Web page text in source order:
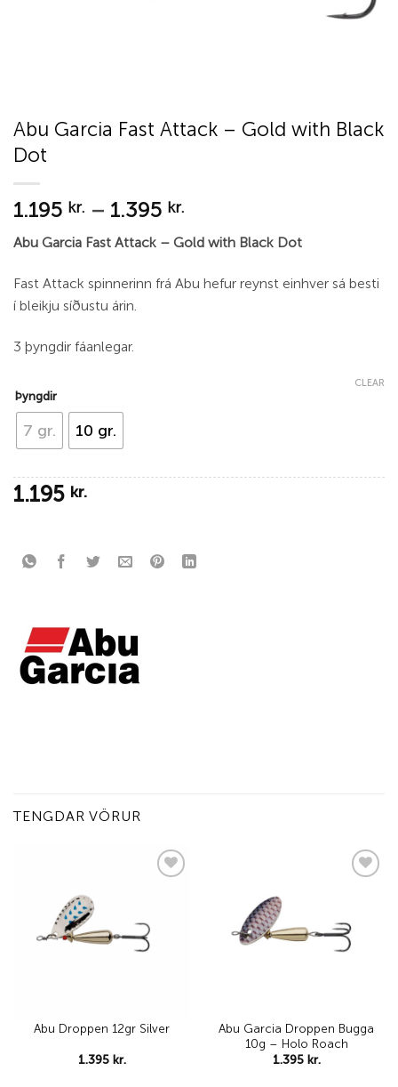
Abu Garcia Fast Attack – Gold with Black
Dot
1.195 kr. – 1.395 kr.
range:
1.195 kr.
through
1.395 kr.
Abu Garcia Fast Attack – Gold with Black Dot
Fast Attack spinnerinn frá Abu hefur reynst einhver sá besti
í bleikju síðustu árin.
3 þyngdir fáanlegar.
Þyngdir
7 gr. 10 gr.
CLEAR
1.195 kr.
TENGDAR VÖRUR
Abu Droppen 12gr Silver
1.395 kr.
Abu Garcia Droppen Bugga
10g – Holo Roach
1.395 kr.